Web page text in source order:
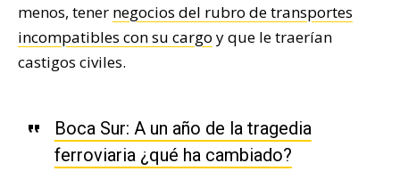
menos, tener negocios del rubro de transportes
incompatibles con su cargo y que le traerían
castigos civiles.
Boca Sur: A un año de la tragedia
ferroviaria ¿qué ha cambiado?